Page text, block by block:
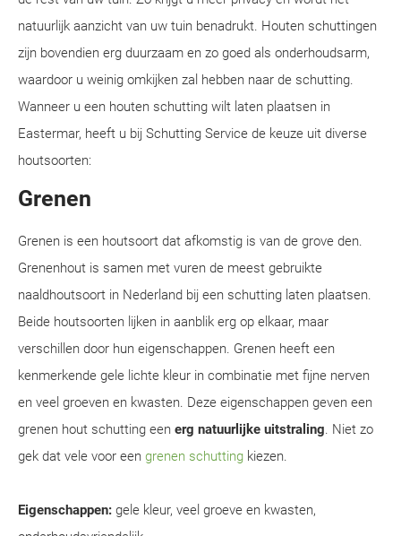
natuurlijk aanzicht van uw tuin benadrukt. Houten schuttingen
zijn bovendien erg duurzaam en zo goed als onderhoudsarm,
waardoor u weinig omkijken zal hebben naar de schutting.
Wanneer u een houten schutting wilt laten plaatsen in
Eastermar, heeft u bij Schutting Service de keuze uit diverse
houtsoorten:
Grenen
Grenen is een houtsoort dat afkomstig is van de grove den.
Grenenhout is samen met vuren de meest gebruikte
naaldhoutsoort in Nederland bij een schutting laten plaatsen.
Beide houtsoorten lijken in aanblik erg op elkaar, maar
verschillen door hun eigenschappen. Grenen heeft een
kenmerkende gele lichte kleur in combinatie met fijne nerven
en veel groeven en kwasten. Deze eigenschappen geven een
grenen hout schutting een erg natuurlijke uitstraling. Niet zo
gek dat vele voor een grenen schutting kiezen.
Eigenschappen: gele kleur, veel groeve en kwasten,